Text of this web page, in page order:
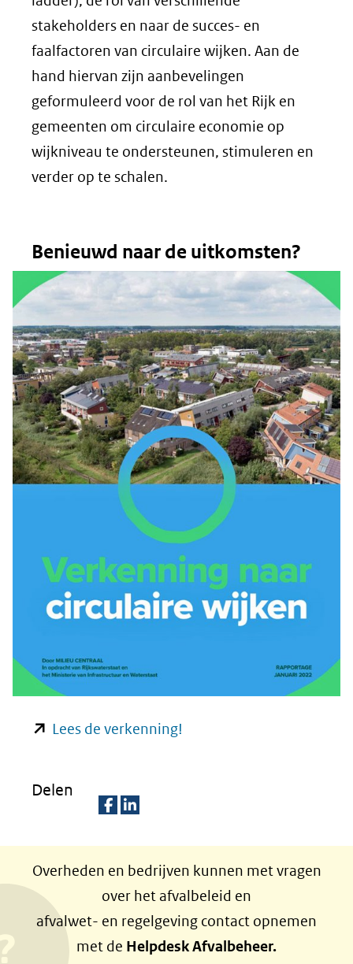
stakeholders en naar de succes- en
faalfactoren van circulaire wijken. Aan de
hand hiervan zijn aanbevelingen
geformuleerd voor de rol van het Rijk en
gemeenten om circulaire economie op
wijkniveau te ondersteunen, stimuleren en
verder op te schalen.
Benieuwd naar de uitkomsten?
Lees de verkenning!
een
andere
website)
Delen
l
e
n
o
l
e
n
o
Overheden en bedrijven kunnen met vragen
over het afvalbeleid en
afvalwet- en regelgeving contact opnemen
met de Helpdesk Afvalbeheer.